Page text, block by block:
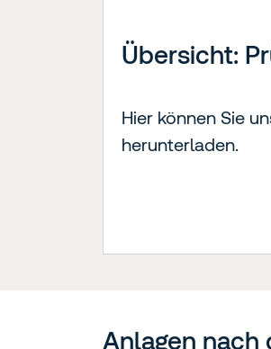
Übersicht:
Hier können Sie
herunterladen.
Anlagen nach